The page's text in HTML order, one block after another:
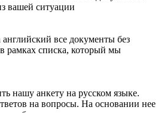
вашей ситуации
все документы без
рамках списка, который мы
нашу анкету на русском языке.
на вопросы. На основании нее